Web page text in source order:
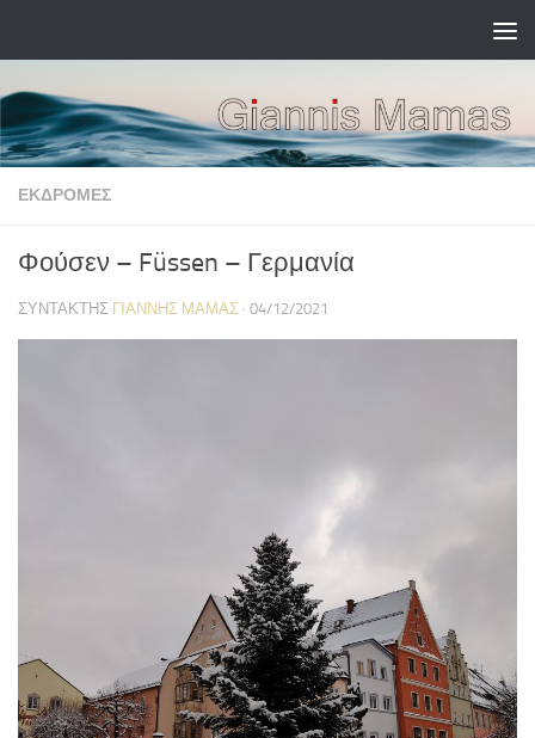
ΕΚΔΡΟΜΈΣ
Φούσεν – Füssen – Γερμανία
ΣΥΝΤΆΚΤΗΣ ΓΙΆΝΝΗΣ ΜΑΜΆΣ · 04/12/2021